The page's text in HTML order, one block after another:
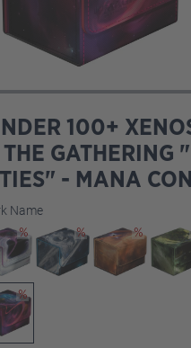
100+
THE GATHERING
- MANA
Name